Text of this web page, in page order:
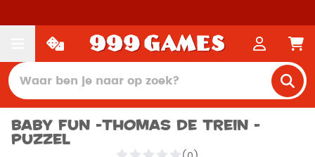
Baby Fun -Thomas de Trein -
Puzzel